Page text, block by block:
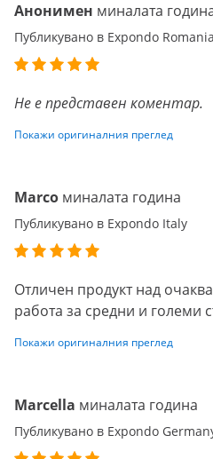
Анонимен миналата
Публикувано в Expondo Romania
Не е представен коментар.
Покажи оригиналния преглед
Marco миналата година
Публикувано в Expondo Italy
Отличен продукт над
работа за средни и големи
Покажи оригиналния преглед
Marcella миналата година
Публикувано в Expondo